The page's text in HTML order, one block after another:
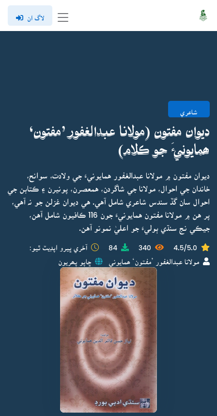
لاگ ان
شاعري
ديوان مفتون (مولانا عبدالغفور ’مفتون‘
ھمايونيءَ جو ڪلام)
ديوان مفتون ۾ مولانا عبدالغفور همايونيءَ جي ولادت، سوانح،
خاندان جي احوال، مولانا جي شاگردن، همعصرن، پونيرن ۽ ڪتابن جي
احوال سان گڏ سندس شاعري شامل آهي. هي ديوان غزلن جو نہ آهي،
پر هن ۾ مولانا مفتون همايونيءَ جون 116 ڪافيون شامل آهن،
جيڪي نج سنڌي ٻوليءَ جو اعليٰ نمونو آهن.
4.5/5.0
340
84 آخري ڀيرو اپڊيٽ ٿيو:
مولانا عبدالغفور ’مفتون‘ ھمايوني ڇاپو پھريون